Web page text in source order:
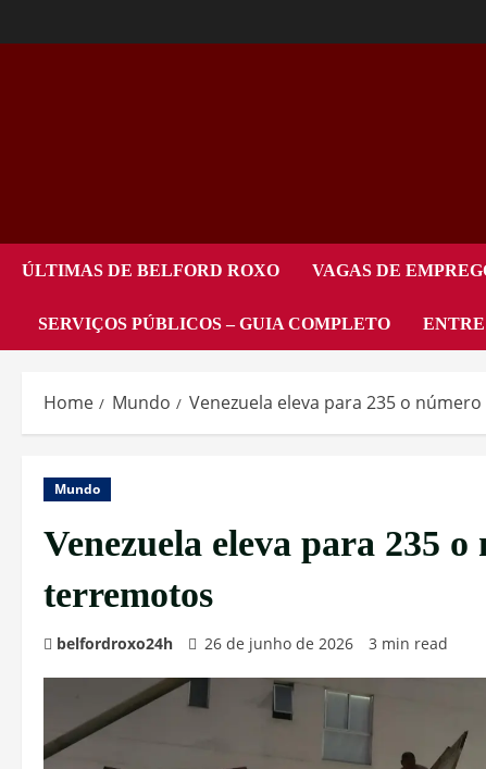
ÚLTIMAS DE BELFORD ROXO VAGAS DE
SERVIÇOS PÚBLICOS – GUIA COMPLETO
Home Mundo Venezuela eleva para 235 o
Mundo
Venezuela eleva para 235
terremotos
belfordroxo24h 26 de junho de 2026 3 min read